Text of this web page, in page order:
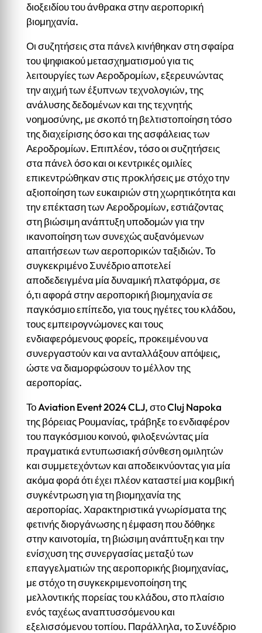
διοξειδίου του άνθρακα στην αεροπορική
βιομηχανία.
Οι συζητήσεις στα πάνελ κινήθηκαν στη σφαίρα
του ψηφιακού μετασχηματισμού για τις
λειτουργίες των Αεροδρομίων, εξερευνώντας
την αιχμή των έξυπνων τεχνολογιών, της
ανάλυσης δεδομένων και της τεχνητής
νοημοσύνης, με σκοπό τη βελτιστοποίηση τόσο
της διαχείρισης όσο και της ασφάλειας των
Αεροδρομίων. Επιπλέον, τόσο οι συζητήσεις
στα πάνελ όσο και οι κεντρικές ομιλίες
επικεντρώθηκαν στις προκλήσεις με στόχο την
αξιοποίηση των ευκαιριών στη χωρητικότητα και
την επέκταση των Αεροδρομίων, εστιάζοντας
στη βιώσιμη ανάπτυξη υποδομών για την
ικανοποίηση των συνεχώς αυξανόμενων
απαιτήσεων των αεροπορικών ταξιδιών. Το
συγκεκριμένο Συνέδριο αποτελεί
αποδεδειγμένα μία δυναμική πλατφόρμα, σε
ό,τι αφορά στην αεροπορική βιομηχανία σε
παγκόσμιο επίπεδο, για τους ηγέτες του κλάδου,
τους εμπειρογνώμονες και τους
ενδιαφερόμενους φορείς, προκειμένου να
συνεργαστούν και να ανταλλάξουν απόψεις,
ώστε να διαμορφώσουν το μέλλον της
αεροπορίας.
Το Aviation Event 2024 CLJ, στο Cluj Napoka
της βόρειας Ρουμανίας, τράβηξε το ενδιαφέρον
του παγκόσμιου κοινού, φιλοξενώντας μία
πραγματικά εντυπωσιακή σύνθεση ομιλητών
και συμμετεχόντων και αποδεικνύοντας για μία
ακόμα φορά ότι έχει πλέον καταστεί μια κομβική
συγκέντρωση για τη βιομηχανία της
αεροπορίας. Χαρακτηριστικά γνωρίσματα της
φετινής διοργάνωσης η έμφαση που δόθηκε
στην καινοτομία, τη βιώσιμη ανάπτυξη και την
ενίσχυση της συνεργασίας μεταξύ των
επαγγελματιών της αεροπορικής βιομηχανίας,
με στόχο τη συγκεκριμενοποίηση της
μελλοντικής πορείας του κλάδου, στο πλαίσιο
ενός ταχέως αναπτυσσόμενου και
εξελισσόμενου τοπίου. Παράλληλα, το Συνέδριο